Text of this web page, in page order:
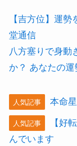
【吉方位】運
堂通信
八方塞りで身動
か？ あなたの運
人気記事 本命
人気記事
【好
んでいます